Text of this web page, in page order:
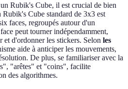
Rubik's Cube, il est crucial de bien
Cube standard de 3x3 est
faces, regroupés autour d'un
peut tourner indépendamment,
et d'ordonner les stickers. Selon les
aide à anticiper les mouvements,
De plus, se familiariser avec la
"arêtes" et "coins", facilite
des algorithmes.